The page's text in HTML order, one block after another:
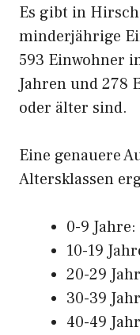
Es gibt in
minderjährige
593 Einwohner
Jahren und 278
oder älter sind.
Eine genauere
Altersklassen
0-9
10-19
20-29
30-39
40-49